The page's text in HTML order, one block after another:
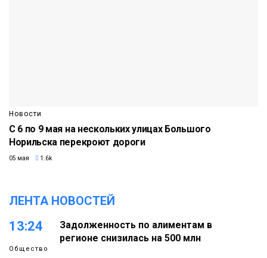
Новости
С 6 по 9 мая на нескольких улицах Большого
Норильска перекроют дороги
05 мая 1.6k
ЛЕНТА НОВОСТЕЙ
13:24
Общество
Задолженность по алиментам в
регионе снизилась на 500 млн